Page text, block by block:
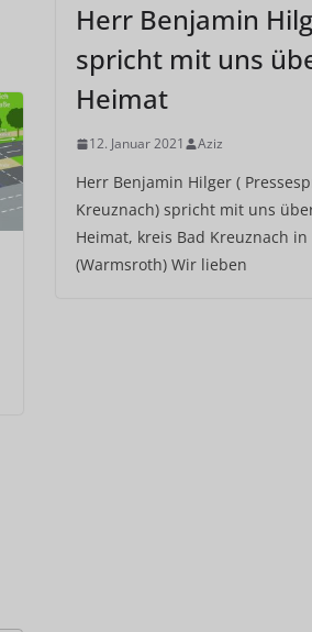
Herr Benjamin
spricht mit uns
Heimat
12. Januar 2021 Aziz
Herr Benjamin Hilger (
Kreuznach) spricht mit uns
Heimat, kreis Bad Kreuznach in
(Warmsroth) Wir lieben